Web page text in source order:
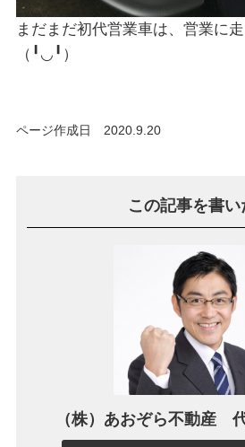
まだまだ初代営業車は、営業に
（╹◡╹）
ページ作成日 2020.9.20
この記事を書い
（株）あおぞら不動産